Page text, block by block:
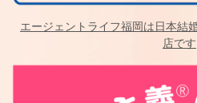
エージェントライフ福岡は日本結
店です